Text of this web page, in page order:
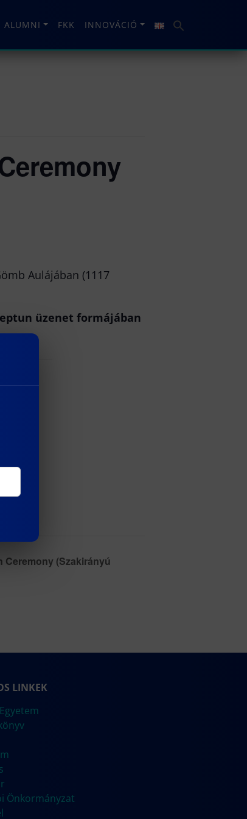
ALUMNI FKK INNOVÁCIÓ
Aulájában (1117
üzenet formájában
Ceremony (Szakirányú
LINKEK
Önkormányzat